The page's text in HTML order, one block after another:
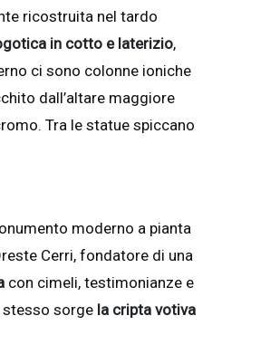
ricostruita nel tardo
in cotto e laterizio,
ci sono colonne ioniche
dall’altare maggiore
Tra le statue spiccano
moderno a pianta
Cerri, fondatore di una
con cimeli, testimonianze e
stesso sorge la cripta votiva